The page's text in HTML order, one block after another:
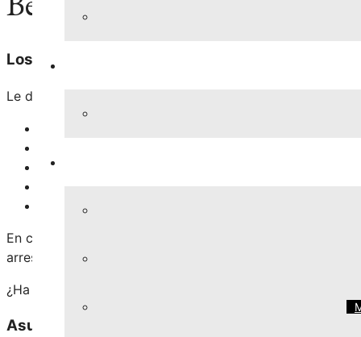
Los condados de Dallas, Collin, Denton, Ellis,
Le defenderemos enérgicamente contra su acusación
Cargos de armas
Infracciones de menor gravedad y delitos menores
En ciertas situaciones, podemos ayudarlo a obtener la
arresto sea eliminado por medio de un expurgado.
¿Ha completado con éxito la libertad condicional
Asuntos Legales Variados